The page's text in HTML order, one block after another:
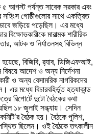
আগস্ট পর্যন্ত সাবেক সরকার এবং
সহিংস গোষ্ঠীগুলোর সাথে একত্রিত
জড়িয়ে পড়েছিল। এর মধ্যে
বিক্ষোভকারীকে মারাত্মক শারীরিক
আটক ও নির্যাতনসহ বিভিন্ন
বিজিবি, র্যাব, ডিজিএফআই,
আদেশ ও অন্য নির্দেশনা
ও অন্য বেসামরিক নাগরিকদের
এর মধ্যে বিচারবহির্ভূত হত্যাকান্ড
রিপোর্টে দুটো বৈঠকের কথা
১৮ জুলাই সন্ধ্যায়। সেদিন
বৈঠক হয়। বৈঠকে পুলিশ,
ছিলেন। ওই বৈঠকে তৎকালীন